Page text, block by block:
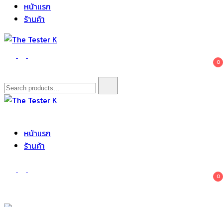
หน้าแรก
ร้านค้า
The Tester K
Korean cosmetics 0
Search
for:
หน้าแรก
ร้านค้า
0